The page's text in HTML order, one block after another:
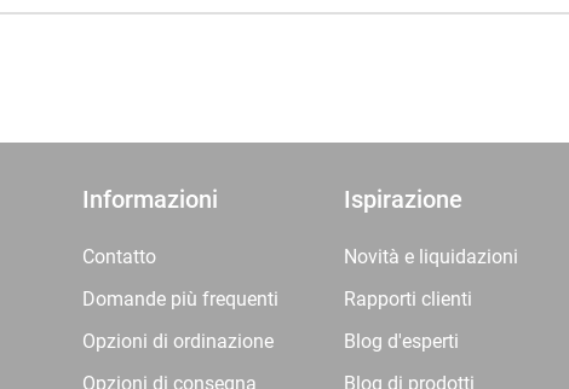
Informazioni
Contatto
Domande più frequenti
Opzioni di ordinazione
Opzioni di consegna
Ispirazione
Novità e liquidazioni
Rapporti clienti
Blog d'esperti
Blog di prodotti